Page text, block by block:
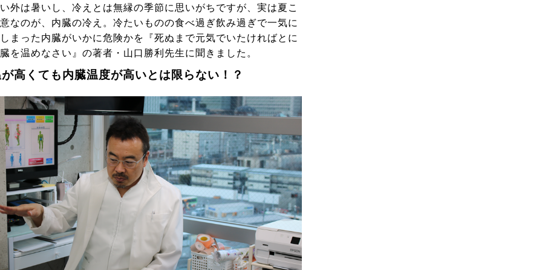
外は暑いし、冷えとは無縁の季節に思いがちですが、実は夏こ
なのが、内臓の冷え。冷たいものの食べ過ぎ飲み過ぎで一気に
まった内臓がいかに危険かを『死ぬまで元気でいたければとに
を温めなさい』の著者・山口勝利先生に聞きました。
高くても内臓温度が高いとは限らない！？